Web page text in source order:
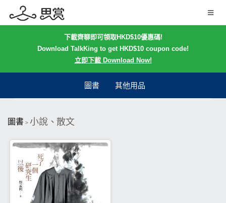
下載齊聊即可領取HKD$10優惠碼!
Download TalkKing to get HKD$10 coupon code!
立即下載 Download Now!
圖書 其他用品
圖書 > 小說、散文